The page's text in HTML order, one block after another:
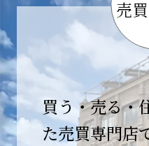
ご不便をおかけいた
よろしくお願いいたし
2026-04-17
【臨時休業のお知らせ
平素より格別のご愛顧
ございます。
売
買う・売る・
た売買専門店